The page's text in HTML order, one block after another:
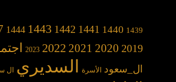
1439
1440
1441
1442
1443
1444
2019
2020
2021
2022
2023
ال_سعود الأسرة السديري ال